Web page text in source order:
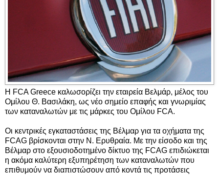
Η FCA Greece καλωσορίζει την εταιρεία Βελμάρ, μέλος του
Ομίλου Θ. Βασιλάκη, ως νέο σημείο επαφής και γνωριμίας
των καταναλωτών με τις μάρκες του Ομίλου FCA.
Οι κεντρικές εγκαταστάσεις της Bέλμαρ για τα οχήματα της
FCAG βρίσκονται στην Ν. Ερυθραία. Με την είσοδο και της
Βέλμαρ στο εξουσιοδοτημένο δίκτυο της FCAG επιδιώκεται
η ακόμα καλύτερη εξυπηρέτηση των καταναλωτών που
επιθυμούν να διαπιστώσουν από κοντά τις προτάσεις